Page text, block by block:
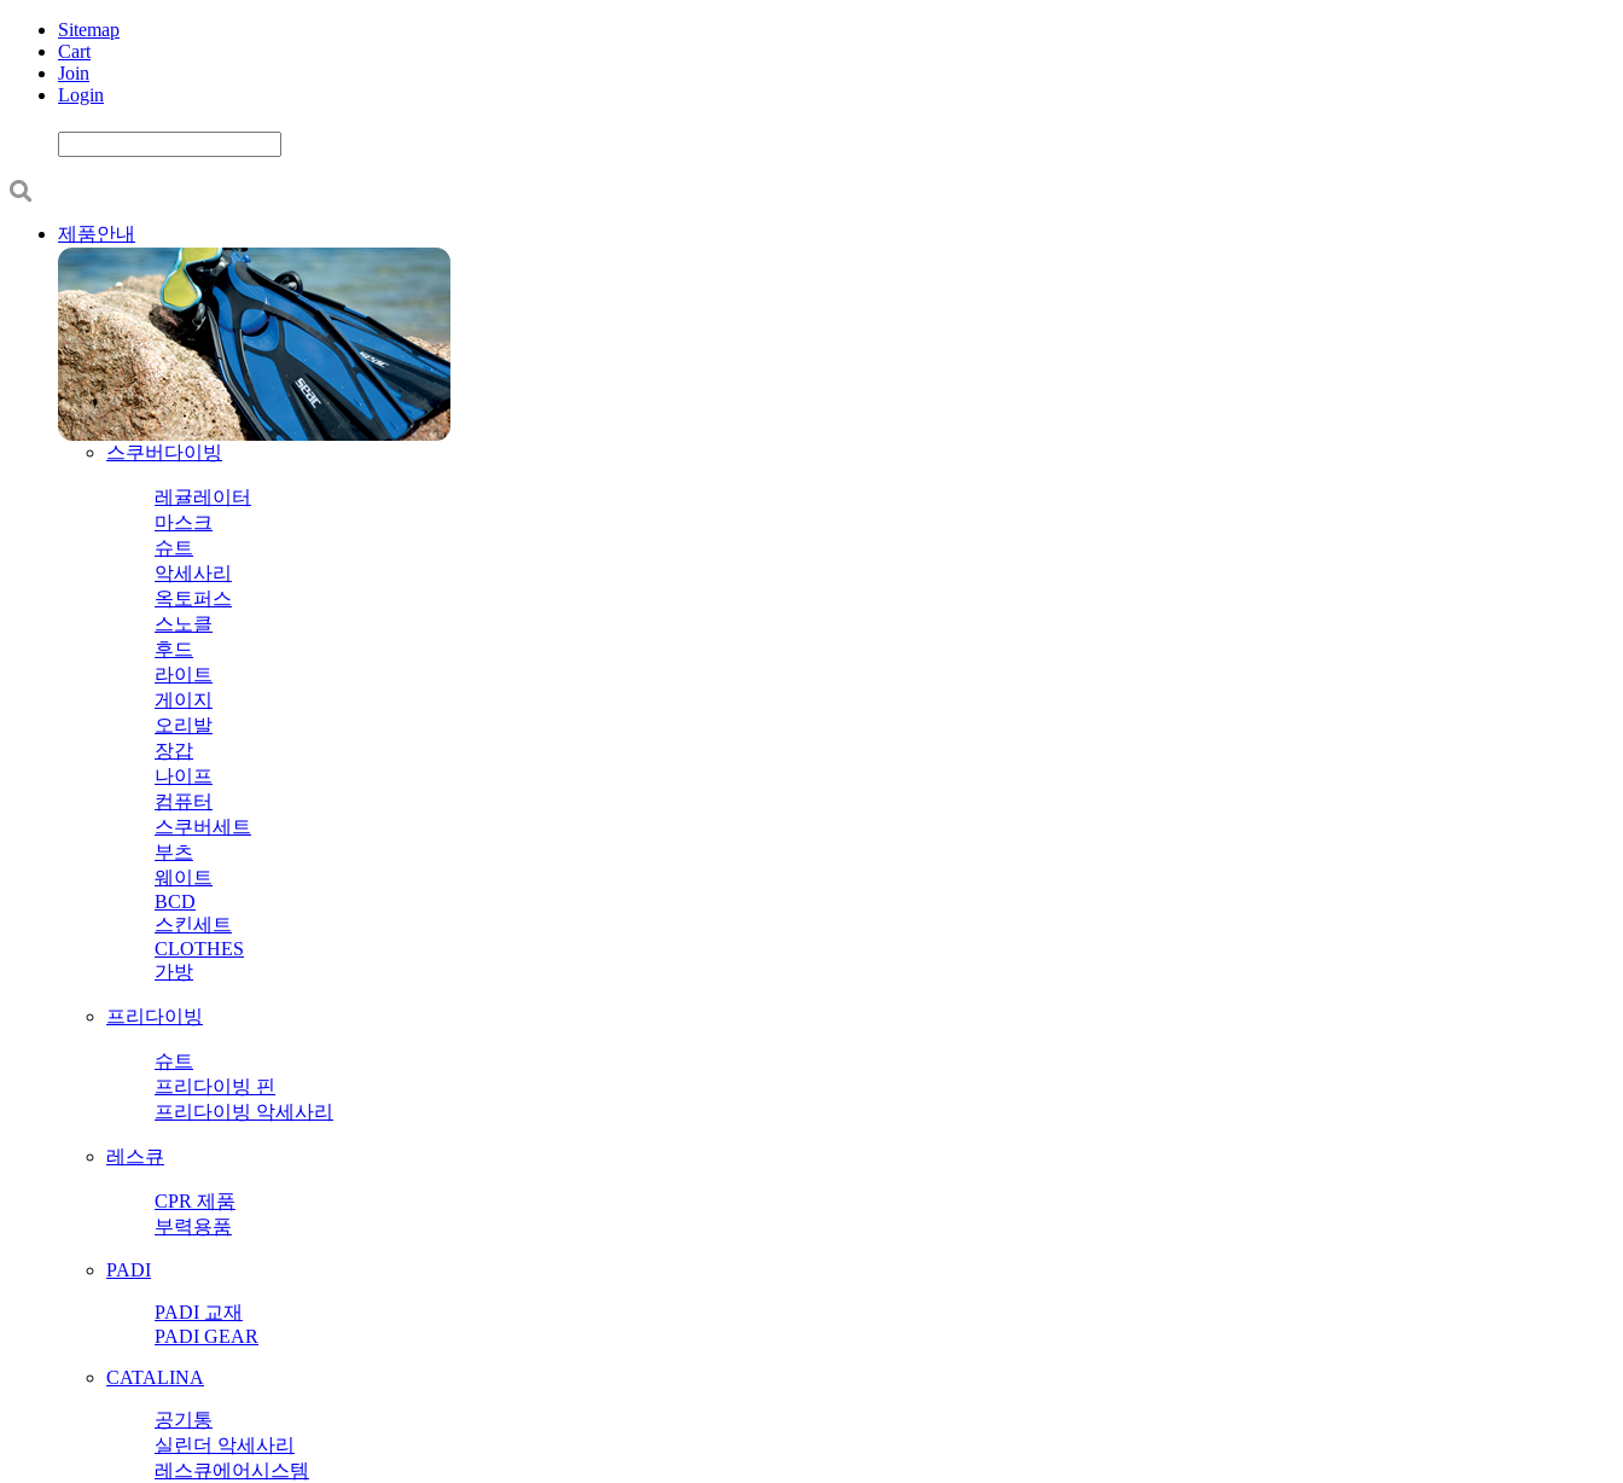
Sitemap
Cart
Join
Login
제품안내
스쿠버다이빙
레귤레이터
마스크
슈트
악세사리
옥토퍼스
스노클
후드
라이트
게이지
오리발
장갑
나이프
컴퓨터
스쿠버세트
부츠
웨이트
BCD
스킨세트
CLOTHES
가방
프리다이빙
슈트
프리다이빙 핀
프리다이빙 악세사리
레스큐
CPR 제품
부력용품
PADI
PADI 교재
PADI GEAR
CATALINA
공기통
실린더 악세사리
레스큐에어시스템